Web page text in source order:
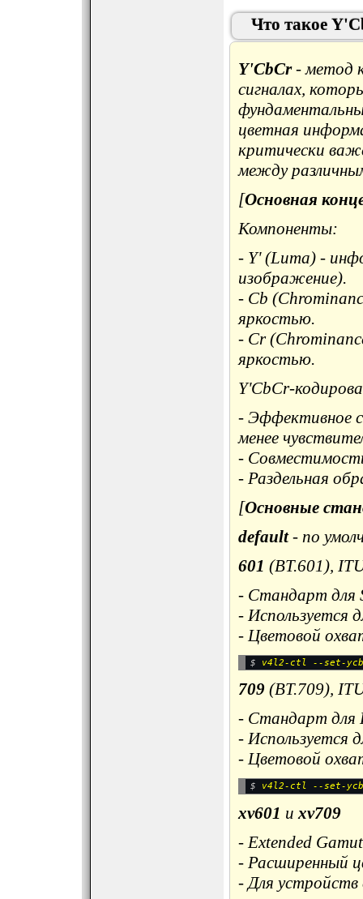
Что такое
Y'CbCr- метод
сигналах,
цветная
критически
между
[Основная
Компоненты:
- Y' (Luma) -
изображение).
- Cb
яркостью.
- Cr
яркостью.
Y'CbCr-
- Эффективное
менее
-
- Раздельная
[Основные
default- по
601 (BT.601),
- Стандарт для
- Используется
- Цветовой
$
709 (BT.709),
- Стандарт для
- Используется
- Цветовой
$
xv601 и xv709
- Extended
- Расширенный
- Для